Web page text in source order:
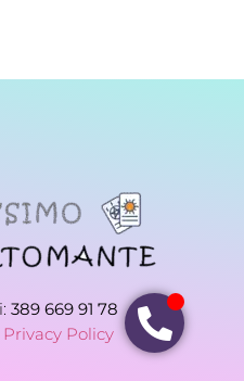
389 669 91 78
Privacy Policy